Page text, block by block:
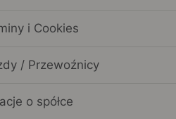
i Cookies
/ Przewoźnicy
o spółce